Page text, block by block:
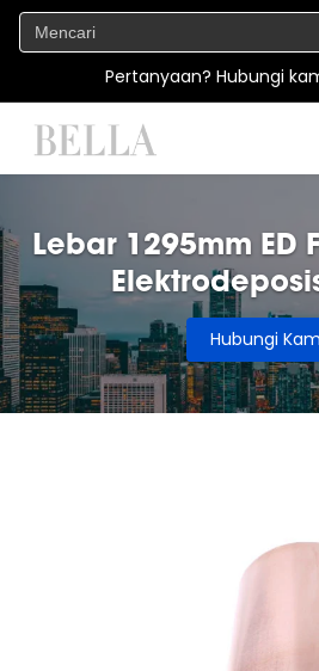
Pertanyaan? Hubungi
Lebar 1295mm ED
Hubungi